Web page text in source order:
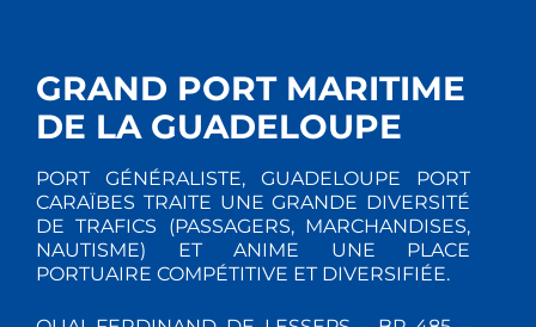
GRAND PORT MARITIME
DE LA GUADELOUPE
PORT GÉNÉRALISTE, GUADELOUPE PORT
CARAÏBES TRAITE UNE GRANDE DIVERSITÉ
DE TRAFICS (PASSAGERS, MARCHANDISES,
NAUTISME) ET ANIME UNE PLACE
PORTUAIRE COMPÉTITIVE ET DIVERSIFIÉE.